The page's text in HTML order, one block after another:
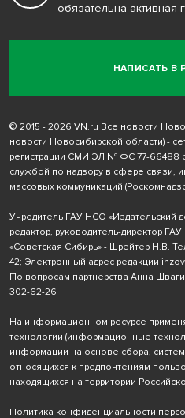
НАПИСАТЬ В
обязательна активная
© 2015 - 2026 VN.ru Все новости
новости Новосибирской области) -
регистрации СМИ ЭЛ № ФС 77-66488
службой по надзору в сфере связи,
массовых коммуникаций
Учредитель ГАУ НСО «Издательский
редактор, руководитель-директор
«Советская Сибирь» - Шрейтер Н.В.
42; Электронный адрес редакции
По вопросам партнерства Анна
302-62-26
На информационном ресурсе
технологии (информационные
информации на основе сбора,
относящихся к предпочтениям
находящихся на территории
Политика конфиденциальности